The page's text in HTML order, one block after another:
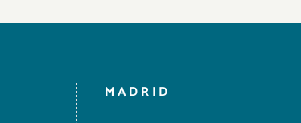
MADRID